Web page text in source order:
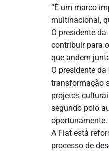
“É um marco
multinacional,
O presidente
contribuir para
que andem
O presidente
transformação
projetos
segundo polo
oportunamente.
A Fiat está
processo de